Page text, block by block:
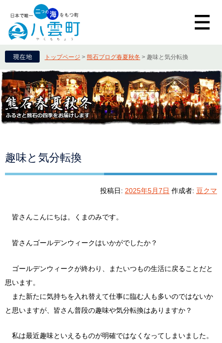
トップページ > 熊石ブログ春夏秋冬 > 趣味と気分転換
趣味と気分転換
投稿日: 2025年5月7日 作成者: 豆クマ
皆さんこんにちは。くまのみです。
皆さんゴールデンウィークはいかがでしたか？
ゴールデンウィークが終わり、またいつもの生活に戻ることだと
思います。
また新たに気持ちを入れ替えて仕事に臨む人も多いのではないか
と思いますが、皆さん普段の趣味や気分転換はありますか？
私は最近趣味といえるものが明確ではなくなってしまいました。